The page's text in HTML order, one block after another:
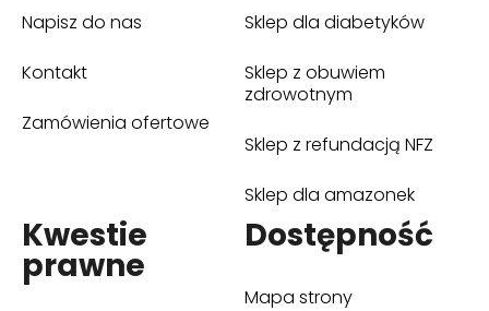
Napisz do nas
Kontakt
Zamówienia ofertowe
Sklep dla diabetyków
(otwiera się w nowym oknie)
Sklep z obuwiem
zdrowotnym
(otwiera się w nowym oknie)
Sklep z refundacją NFZ
(otwiera się w nowym oknie)
Sklep dla amazonek
(otwiera się w nowym oknie)
Kwestie
prawne
Dostępność
Mapa strony